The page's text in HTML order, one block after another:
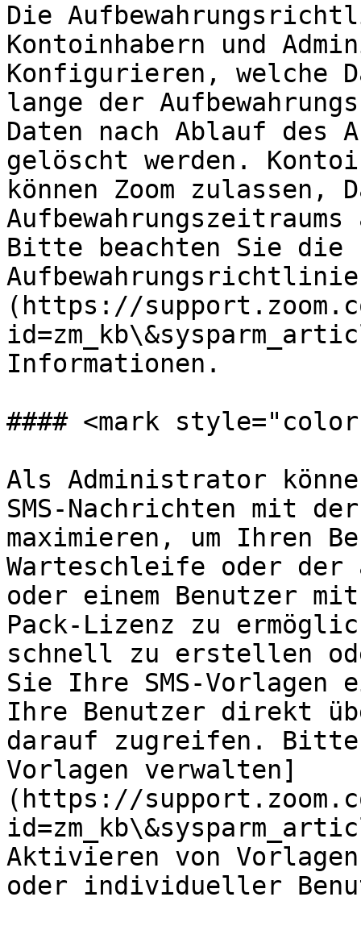
Die
Kontoinhabern und
Konfigurieren, welche
lange der
Daten nach Ablauf des
gelöscht werden.
können Zoom zulassen,
Bitte beachten Sie die
(https://
Informationen.
#### <mark
Als Administrator
SMS-Nachrichten mit
maximieren, um Ihren
Warteschleife oder der
oder einem Benutzer mit
Pack-Lizenz zu
schnell zu erstellen
Sie Ihre SMS-Vorlagen
Ihre Benutzer direkt
darauf zugreifen. Bitte
Vorlagen verwalten]
(https://
Aktivieren von
oder individueller